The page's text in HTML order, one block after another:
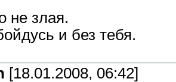
не злая.
и без тебя.
[18.01.2008, 06:42]